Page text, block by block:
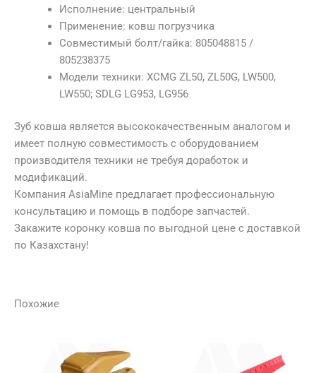
Исполнение: центральный
Применение: ковш погрузчика
Совместимый болт/гайка: 805048815 /
805238375
Модели техники: XCMG ZL50, ZL50G, LW500,
LW550; SDLG LG953, LG956
Зуб ковша является высококачественным аналогом и
имеет полную совместимость с оборудованием
производителя техники не требуя доработок и
модификаций.
Компания AsiaMine предлагает профессиональную
консультацию и помощь в подборе запчастей.
Закажите коронку ковша по выгодной цене с доставкой
по Казахстану!
Похожие